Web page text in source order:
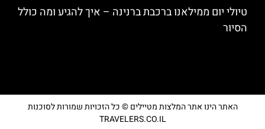
טיולי יום ממילאנו ברכבת ברנינה – איך להגיע ומה כולל
הסיור
האתר הינו אתר המלצות מטיילים © כל הזכויות שמורות לסוכנות
TRAVELERS.CO.IL